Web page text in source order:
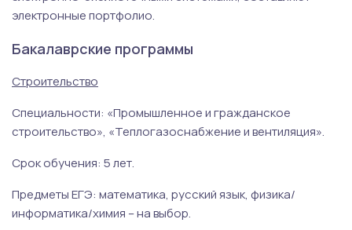
электронные портфолио.
Бакалаврские программы
Строительство
Специальности: «Промышленное и гражданское
строительство», «Теплогазоснабжение и вентиляция».
Срок обучения: 5 лет.
Предметы ЕГЭ: математика, русский язык, физика/
информатика/химия – на выбор.